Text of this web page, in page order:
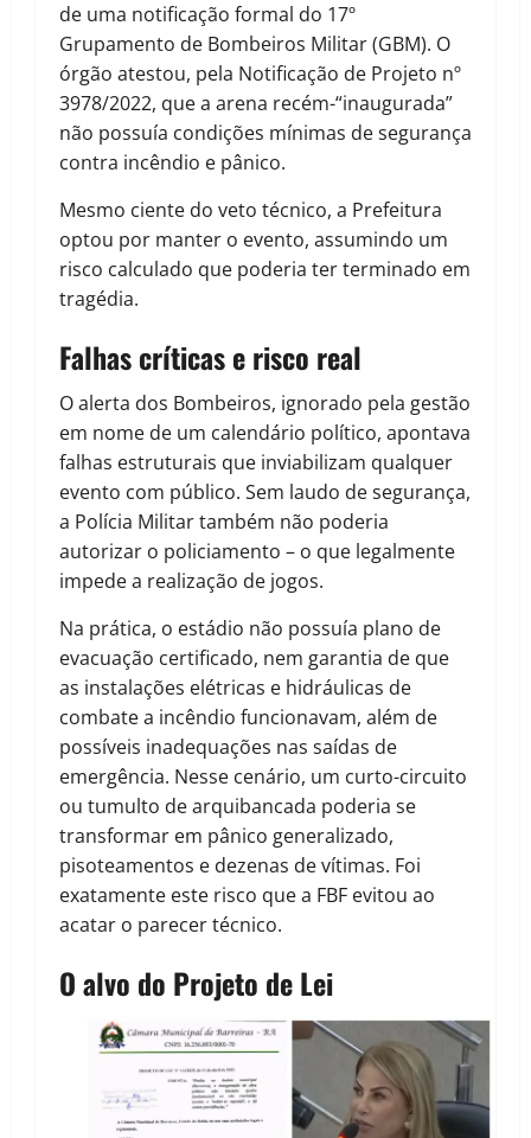
de uma notificação formal do 17º
Grupamento de Bombeiros Militar (GBM). O
órgão atestou, pela Notificação de Projeto nº
3978/2022, que a arena recém-“inaugurada”
não possuía condições mínimas de segurança
contra incêndio e pânico.
Mesmo ciente do veto técnico, a Prefeitura
optou por manter o evento, assumindo um
risco calculado que poderia ter terminado em
tragédia.
Falhas críticas e risco real
O alerta dos Bombeiros, ignorado pela gestão
em nome de um calendário político, apontava
falhas estruturais que inviabilizam qualquer
evento com público. Sem laudo de segurança,
a Polícia Militar também não poderia
autorizar o policiamento – o que legalmente
impede a realização de jogos.
Na prática, o estádio não possuía plano de
evacuação certificado, nem garantia de que
as instalações elétricas e hidráulicas de
combate a incêndio funcionavam, além de
possíveis inadequações nas saídas de
emergência. Nesse cenário, um curto-circuito
ou tumulto de arquibancada poderia se
transformar em pânico generalizado,
pisoteamentos e dezenas de vítimas. Foi
exatamente este risco que a FBF evitou ao
acatar o parecer técnico.
O alvo do Projeto de Lei